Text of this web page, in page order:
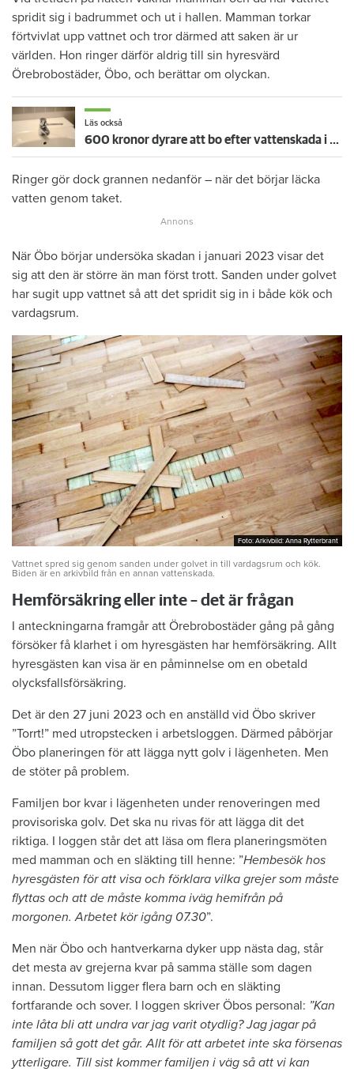
spridit sig i badrummet och ut i hallen. Mamman torkar
förtvivlat upp vattnet och tror därmed att saken är ur
världen. Hon ringer därför aldrig till sin hyresvärd
Örebrobostäder, Öbo, och berättar om olyckan.
Läs också
600 kronor dyrare att bo efter vattenskada i Varberg
Ringer gör dock grannen nedanför – när det börjar läcka
vatten genom taket.
När Öbo börjar undersöka skadan i januari 2023 visar det
sig att den är större än man först trott. Sanden under golvet
har sugit upp vattnet så att det spridit sig in i både kök och
vardagsrum.
Foto: Arkivbild: Anna Rytterbrant
Foto: Arkivbild: Anna Rytterbrant
Vattnet spred sig genom sanden under golvet in till vardagsrum och kök.
Biden är en arkivbild från en annan vattenskada.
Hemförsäkring eller inte – det är frågan
I anteckningarna framgår att Örebrobostäder gång på gång
försöker få klarhet i om hyresgästen har hemförsäkring. Allt
hyresgästen kan visa är en påminnelse om en obetald
olycksfallsförsäkring.
Det är den 27 juni 2023 och en anställd vid Öbo skriver
”Torrt!” med utropstecken i arbetsloggen. Därmed påbörjar
Öbo planeringen för att lägga nytt golv i lägenheten. Men
de stöter på problem.
Familjen bor kvar i lägenheten under renoveringen med
provisoriska golv. Det ska nu rivas för att lägga dit det
riktiga. I loggen står det att läsa om flera planeringsmöten
med mamman och en släkting till henne: ”Hembesök hos
hyresgästen för att visa och förklara vilka grejer som måste
flyttas och att de måste komma iväg hemifrån på
morgonen. Arbetet kör igång 07.30”.
Men när Öbo och hantverkarna dyker upp nästa dag, står
det mesta av grejerna kvar på samma ställe som dagen
innan. Dessutom ligger flera barn och en släkting
fortfarande och sover. I loggen skriver Öbos personal: ”Kan
inte låta bli att undra var jag varit otydlig? Jag jagar på
familjen så gott det går. Allt för att arbetet inte ska försenas
ytterligare. Till sist kommer familjen i väg så att vi kan